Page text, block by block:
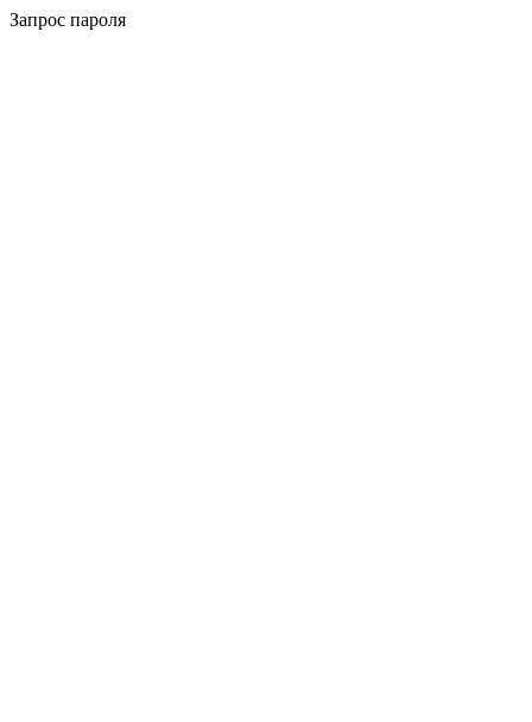
Запрос пароля